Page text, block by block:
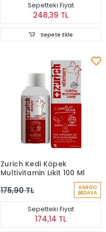
Sepetteki Fiyat
248,39 TL
Sepete Ekle
Zurich Kedi Köpek
Multivitamin Likit 100 Ml
175,90 TL KARGO
BEDAVA
Sepetteki Fiyat
174,14 TL